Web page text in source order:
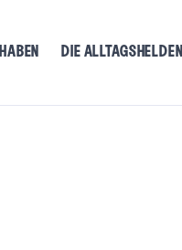
DIE ALLTAGSHELDEN